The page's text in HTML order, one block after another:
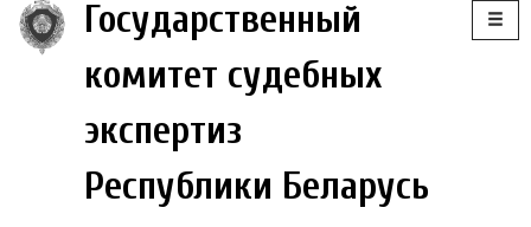
Государственный
комитет судебных
экспертиз
Республики Беларусь